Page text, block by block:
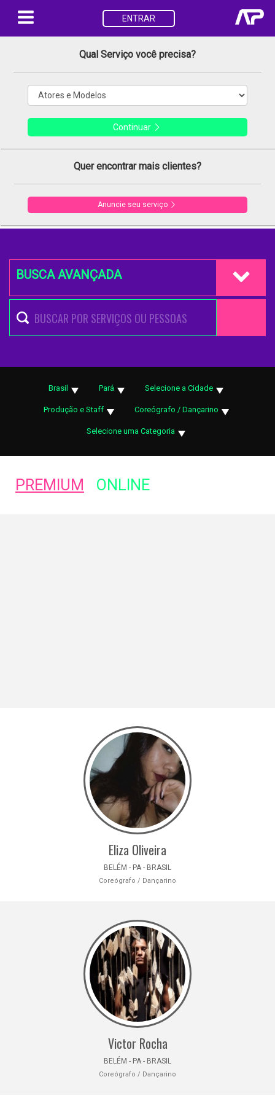
ENTRAR
Qual Serviço você precisa?
Continuar
Quer encontrar mais clientes?
Anuncie seu serviço
BUSCA AVANÇADA
Brasil Pará Selecione a Cidade
Produção e Staff Coreógrafo / Dançarino
Selecione uma Categoria
PREMIUM ONLINE
Eliza Oliveira
BELÉM - PA - BRASIL
Coreógrafo / Dançarino
Victor Rocha
BELÉM - PA - BRASIL
Coreógrafo / Dançarino